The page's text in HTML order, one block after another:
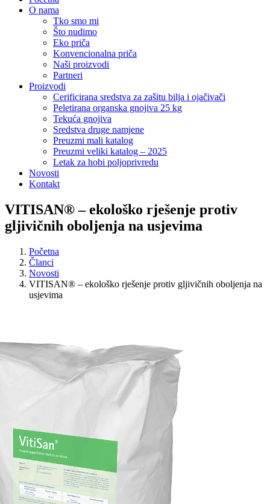
O nama
Tko smo mi
Što nudimo
Eko priča
Konvencionalna priča
Naši proizvodi
Partneri
Proizvodi
Cerificirana sredstva za zašitu bilja i ojačivači
Peletirana organska gnojiva 25 kg
Tekuća gnojiva
Sredstva druge namjene
Preuzmi mali katalog
Preuzmi veliki katalog – 2025
Letak za hobi poljoprivredu
Novosti
Kontakt
VITISAN® – ekološko rješenje protiv
gljivičnih oboljenja na usjevima
Početna
Članci
Novosti
VITISAN® – ekološko rješenje protiv gljivičnih oboljenja na
usjevima